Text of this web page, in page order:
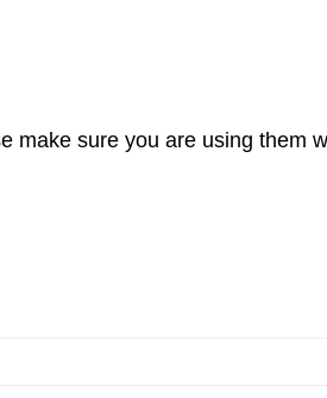
make sure you are using them